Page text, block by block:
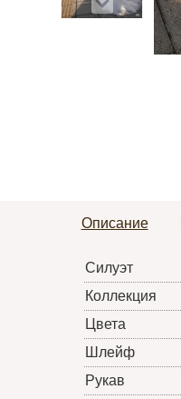
Описание
Силуэт
Коллекция
Цвета
Шлейф
Рукав